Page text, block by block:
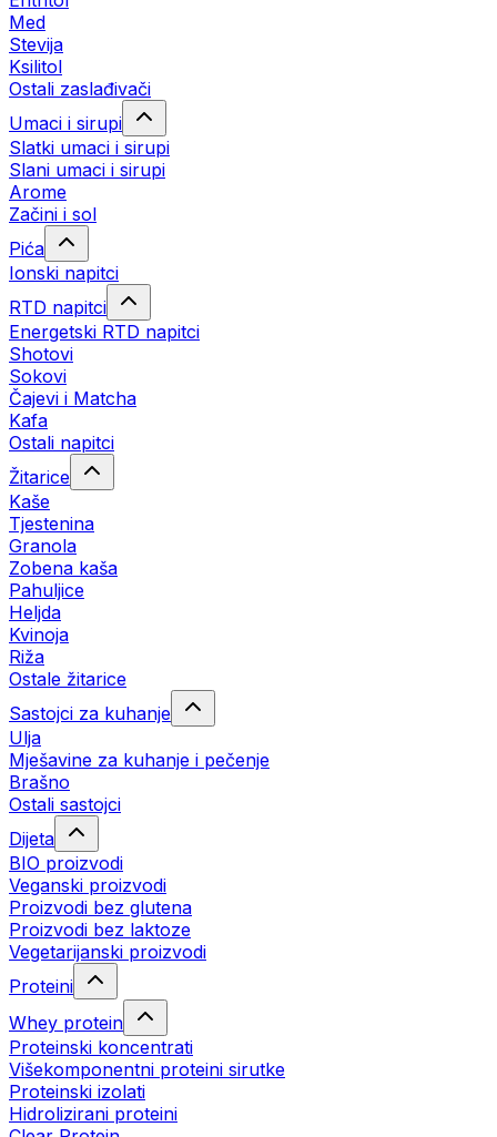
Med
Stevija
Ksilitol
Ostali zaslađivači
Umaci i sirupi
Slatki umaci i sirupi
Slani umaci i sirupi
Arome
Začini i sol
Pića
Ionski napitci
RTD napitci
Energetski RTD napitci
Shotovi
Sokovi
Čajevi i Matcha
Kafa
Ostali napitci
Žitarice
Kaše
Tjestenina
Granola
Zobena kaša
Pahuljice
Heljda
Kvinoja
Riža
Ostale žitarice
Sastojci za kuhanje
Ulja
Mješavine za kuhanje i pečenje
Brašno
Ostali sastojci
Dijeta
BIO proizvodi
Veganski proizvodi
Proizvodi bez glutena
Proizvodi bez laktoze
Vegetarijanski proizvodi
Proteini
Whey protein
Proteinski koncentrati
Višekomponentni proteini sirutke
Proteinski izolati
Hidrolizirani proteini